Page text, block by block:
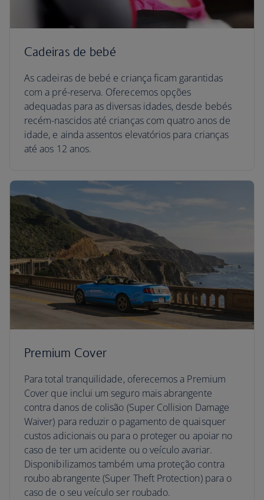
Cadeiras de bebé
As cadeiras de bebé e criança ficam garantidas
com a pré-reserva. Oferecemos opções
adequadas para as diversas idades, desde bebés
recém-nascidos até crianças com quatro anos de
idade, e ainda assentos elevatórios para crianças
até aos 12 anos.
Premium Cover
Para total tranquilidade, oferecemos a Premium
Cover que inclui um seguro mais abrangente
contra danos de colisão (Super Collision Damage
Waiver) para reduzir o pagamento de quaisquer
custos adicionais ou para o proteger ou apoiar no
caso de ter um acidente ou o veículo avariar.
Disponibilizamos também uma proteção contra
roubo abrangente (Super Theft Protection) para o
caso de o seu veículo ser roubado.